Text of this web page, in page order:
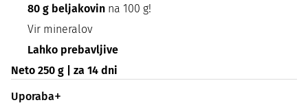
80 g beljakovin na 100 g!
Vir mineralov
Lahko prebavljive
Neto 250 g | za 14 dni
Uporaba